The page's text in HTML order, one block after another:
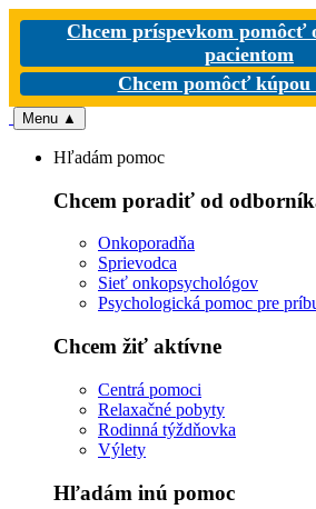
Chcem príspevkom pomôcť
pacientom
Chcem pomôcť kúpou
Menu ▲
Hľadám pomoc
Chcem poradiť od
Onkoporadňa
Sprievodca
Sieť onkopsychológov
Psychologická pomoc pre
Chcem žiť aktívne
Centrá pomoci
Relaxačné pobyty
Rodinná týždňovka
Výlety
Hľadám inú pomoc